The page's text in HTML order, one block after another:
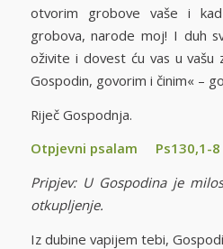
otvorim grobove vaše i
grobova, narode moj! I duh
oživite i dovest ću vas u
Gospodin, govorim i činim« –
Riječ Gospodnja.
Otpjevni psalam Ps130,1-8
Pripjev: U Gospodina je
otkupljenje.
Iz dubine vapijem tebi,